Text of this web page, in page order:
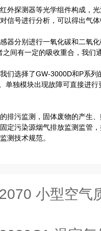
外探测器等光学组件构成，
信号进行分析，可以得出气
器分别进行一氧化碳和二氧
间有一定的吸收重合，我们
们选择了GW-3000D和P系
单独模块出现故障可直接进
排污监测，固体废物的产生
定污染源烟气排放监测监管
测技术规范。
小型空气质